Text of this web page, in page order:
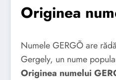
Originea
Numele GERGÕ are
Gergely, un nume
Originea numelui